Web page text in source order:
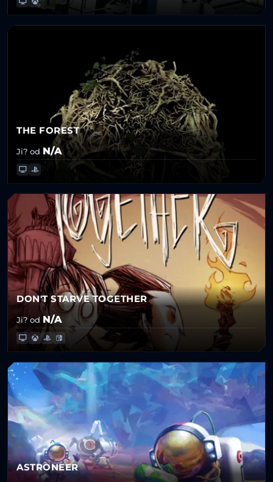
THE FOREST
Ji? od N/A
DON'T STARVE TOGETHER
Ji? od N/A
ASTRONEER